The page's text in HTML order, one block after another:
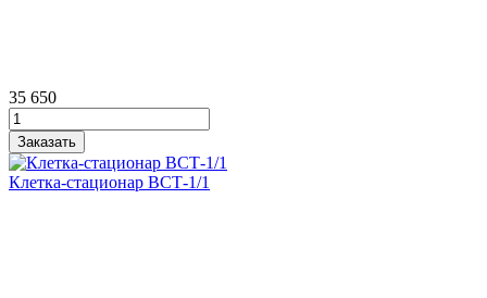
35 650
Клетка‑стационар ВСТ‑1/1